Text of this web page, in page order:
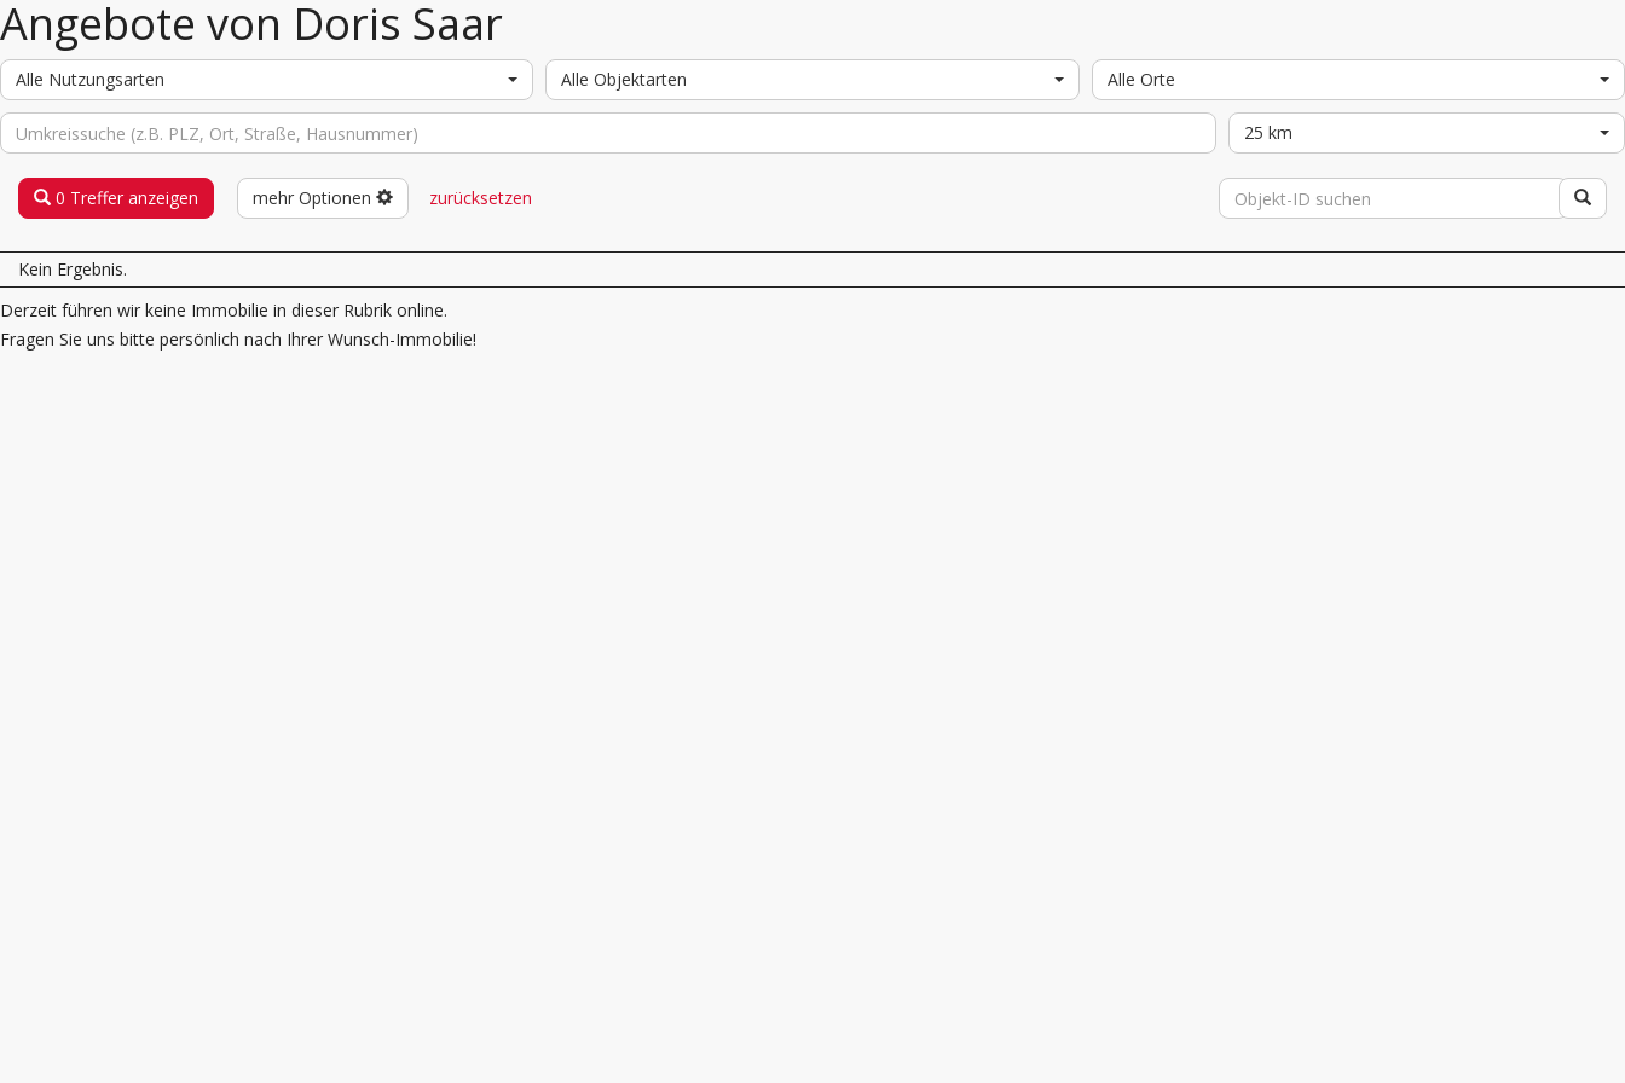
Angebote von Doris Saar
Alle Nutzungsarten Alle Objektarten Alle Orte
25 km
0 Treffer anzeigen mehr Optionen zurücksetzen
Kein Ergebnis.
Derzeit führen wir keine Immobilie in dieser Rubrik online.
Fragen Sie uns bitte persönlich nach Ihrer Wunsch-Immobilie!